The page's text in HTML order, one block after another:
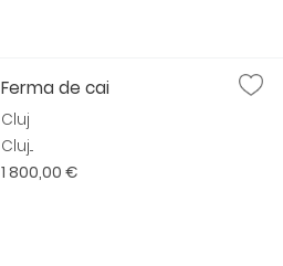
Ferma de cai
Cluj
Cluj...
1 800,00 €